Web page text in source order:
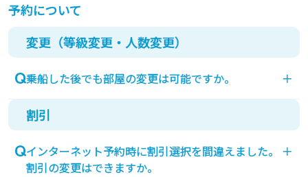
予約について
変更（等級変更・人数変更）
乗船した後でも部屋の変更は可能ですか。 ＋
空席があれば上等級へ変更可能です。
乗船後に船内案内所へお申し出ください。(船内で
の下級変更は承っておりません)
割引
インターネット予約時に割引選択を間違えました。
割引の変更はできますか。
＋